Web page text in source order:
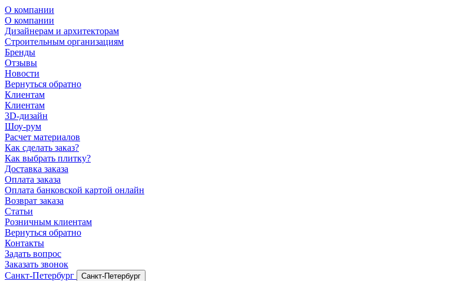
О компании
О компании
Дизайнерам и архитекторам
Строительным организациям
Бренды
Отзывы
Новости
Вернуться обратно
Клиентам
Клиентам
3D-дизайн
Шоу-рум
Расчет материалов
Как сделать заказ?
Как выбрать плитку?
Доставка заказа
Оплата заказа
Оплата банковской картой онлайн
Возврат заказа
Статьи
Розничным клиентам
Вернуться обратно
Контакты
Задать вопрос
Заказать звонок
Санкт-Петербург
Санкт-Петербург